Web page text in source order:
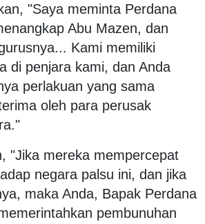
"Saya meminta Perdana
Abu Mazen, dan
Kami memiliki
di penjara kami, dan Anda
perlakuan yang sama
oleh para perusak
"Jika mereka mempercepat
negara palsu ini, dan jika
maka Anda, Bapak Perdana
pembunuhan